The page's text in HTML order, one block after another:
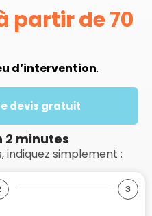
partir de 70
d’intervention.
devis gratuit
2 minutes
indiquez simplement :
3